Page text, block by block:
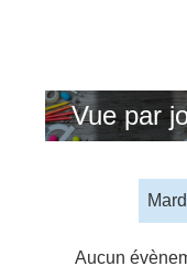
Vue par
Aucun